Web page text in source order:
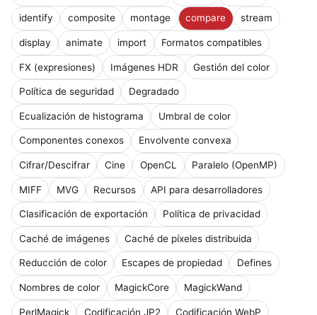
identify composite montage compare stream
display animate import Formatos compatibles
FX (expresiones) Imágenes HDR Gestión del color
Política de seguridad Degradado
Ecualización de histograma Umbral de color
Componentes conexos Envolvente convexa
Cifrar/Descifrar Cine OpenCL Paralelo (OpenMP)
MIFF MVG Recursos API para desarrolladores
Clasificación de exportación Política de privacidad
Caché de imágenes Caché de píxeles distribuida
Reducción de color Escapes de propiedad Defines
Nombres de color MagickCore MagickWand
PerlMagick Codificación JP2 Codificación WebP